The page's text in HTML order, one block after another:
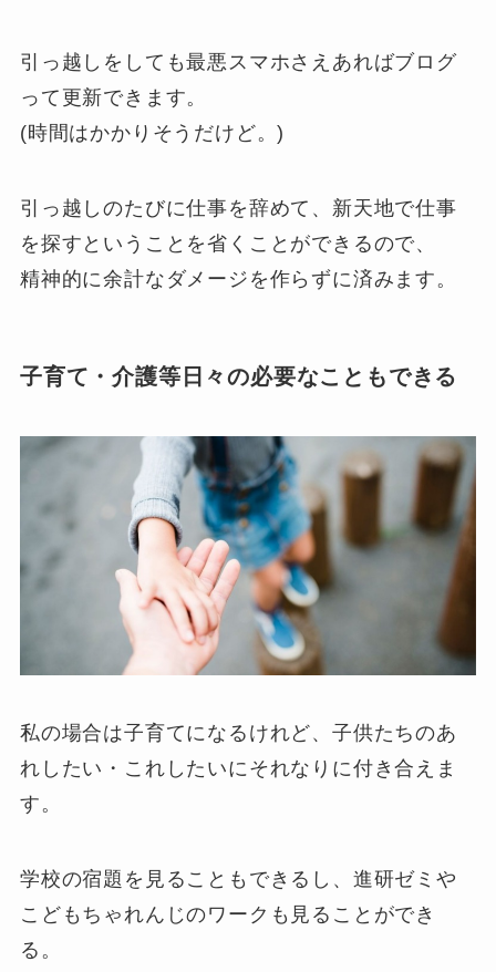
引っ越しをしても最悪スマホさえあればブログ
って更新できます。
(時間はかかりそうだけど。)
引っ越しのたびに仕事を辞めて、新天地で仕事
を探すということを省くことができるので、
精神的に余計なダメージを作らずに済みます。
子育て・介護等日々の必要なこともできる
私の場合は子育てになるけれど、子供たちのあ
れしたい・これしたいにそれなりに付き合えま
す。
学校の宿題を見ることもできるし、進研ゼミや
こどもちゃれんじのワークも見ることができ
る。